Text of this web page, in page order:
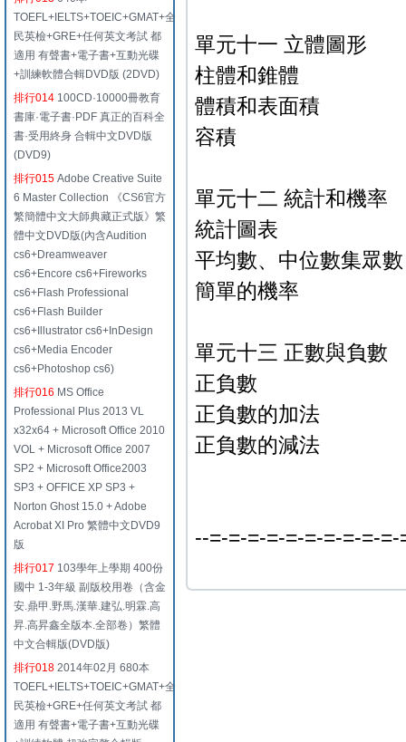
TOEFL+IELTS+TOEIC+GMAT+全
民英檢+GRE+任何英文考試 都
適用 有聲書+電子書+互動光碟
+訓練軟體合輯DVD版 (2DVD)
排行014 100CD·10000冊教育
書庫·電子書·PDF 真正的百科全
書·受用終身 合輯中文DVD版
(DVD9)
排行015 Adobe Creative Suite
6 Master Collection 《CS6官方
繁簡體中文大師典藏正式版》繁
體中文DVD版(內含Audition
cs6+Dreamweaver
cs6+Encore cs6+Fireworks
cs6+Flash Professional
cs6+Flash Builder
cs6+Illustrator cs6+InDesign
cs6+Media Encoder
cs6+Photoshop cs6)
排行016 MS Office
Professional Plus 2013 VL
x32x64 + Microsoft Office 2010
VOL + Microsoft Office 2007
SP2 + Microsoft Office2003
SP3 + OFFICE XP SP3 +
Norton Ghost 15.0 + Adobe
Acrobat XI Pro 繁體中文DVD9
版
排行017 103學年上學期 400份
國中 1-3年級 副版校用卷（含金
安.鼎甲.野馬.漢華.建弘.明霖.高
昇.高昇鑫全版本.全部卷）繁體
中文合輯版(DVD版)
排行018 2014年02月 680本
TOEFL+IELTS+TOEIC+GMAT+全
民英檢+GRE+任何英文考試 都
適用 有聲書+電子書+互動光碟
單元十一 立體圖形
柱體和錐體
體積和表面積
容積
單元十二 統計和機率
統計圖表
平均數、中位數集眾數
簡單的機率
單元十三 正數與負數
正負數
正負數的加法
正負數的減法
--=-=-=-=-=-=-=-=-=-